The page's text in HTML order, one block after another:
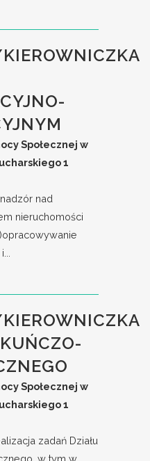
Społecznej w
1
nad
nieruchomości
Społecznej w
1
zadań Działu
w tym w